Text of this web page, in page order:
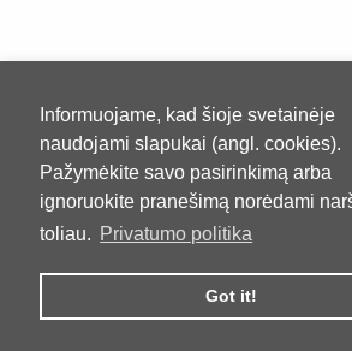
Informuojame, kad šioje svetainėje
naudojami slapukai (angl. cookies).
Pažymėkite savo pasirinkimą arba
ignoruokite pranešimą norėdami
toliau. Privatumo politika
Got it!
Pradžia Apie
Kontaktai
Privatumo taisyklės
Pirkimo taisyklės ir